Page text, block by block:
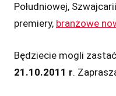
Południowej,
premiery, branżowe
Będziecie mogli
21.10.2011 r.